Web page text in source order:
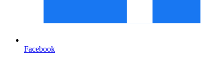
Facebook